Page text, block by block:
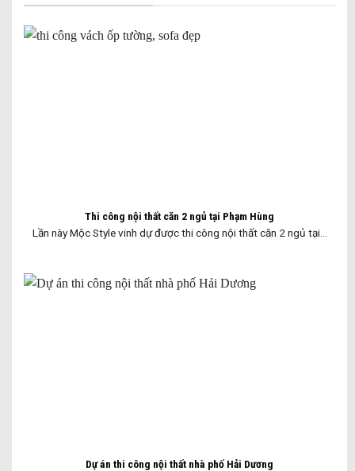
Thi công nội thất căn 2 ngủ tại Phạm Hùng
Lần này Mộc Style vinh dự được thi công nội thất căn 2 ngủ tại...
Dự án thi công nội thất nhà phố Hải Dương